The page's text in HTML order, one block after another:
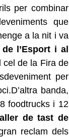
per combinar
que
a la nit i va
l’Esport i al
cel de la Fira de
per
banda,
foodtrucks i 12
de tast de
reclam dels